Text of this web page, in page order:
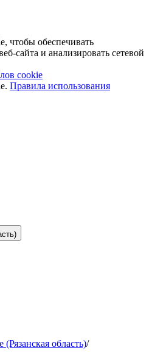
чтобы обеспечивать
сайта и анализировать сетевой
cookie
Правила использования
область)/